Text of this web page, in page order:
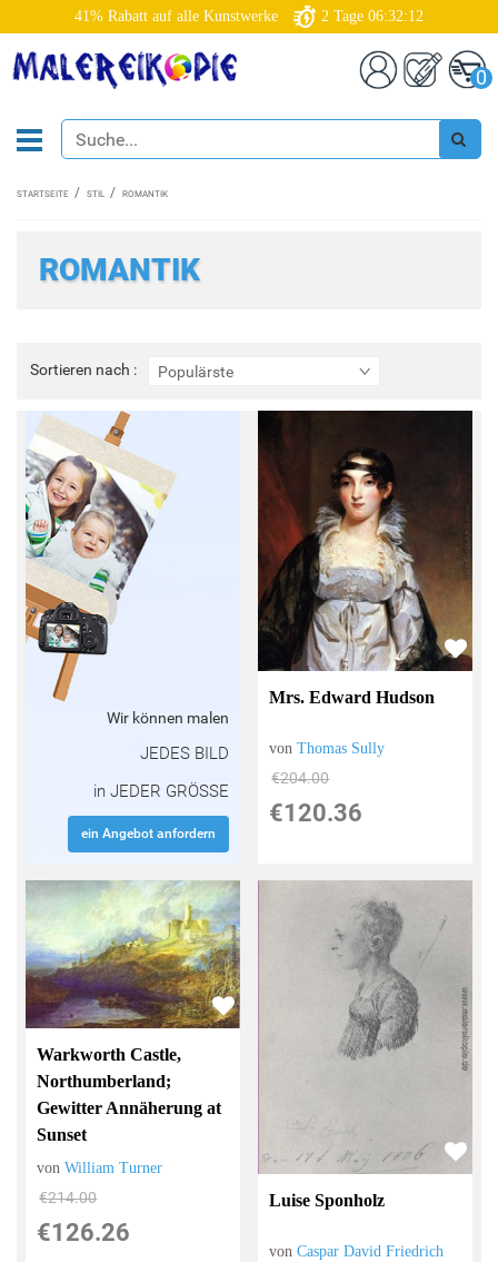
41% Rabatt auf alle Kunstwerke 2 Tage 06:32:09
0
STARTSEITE STIL ROMANTIK
ROMANTIK
Sortieren nach : Populärste
Sortieren
nach
Wir können malen
JEDES BILD
in JEDER GRÖSSE
ein Angebot anfordern
Mrs. Edward Hudson
vonThomas Sully
€204.00
€120.36
Warkworth Castle,
Northumberland;
Gewitter Annäherung at
Sunset
vonWilliam Turner
€214.00
€126.26
Luise Sponholz
vonCaspar David Friedrich